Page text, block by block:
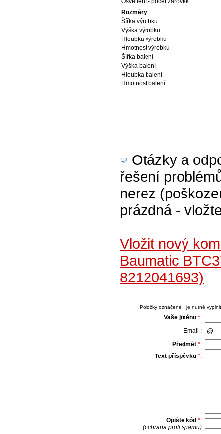
Osvětlení - počet žárovek
Rozměry
Šířka výrobku
Výška výrobku
Hloubka výrobku
Hmotnost výrobku
Šířka balení
Výška balení
Hloubka balení
Hmotnost balení
Otázky a
řešení
nerez
prázdná -
Vložit nový
Baumatic
8212041693)
Položky označené *je nutné
Vaše jméno *:
Email :
Předmět *:
Text příspěvku *:
Opište kód *:
(ochrana proti spamu)